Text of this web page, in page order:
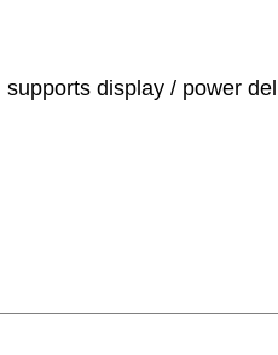
display / power